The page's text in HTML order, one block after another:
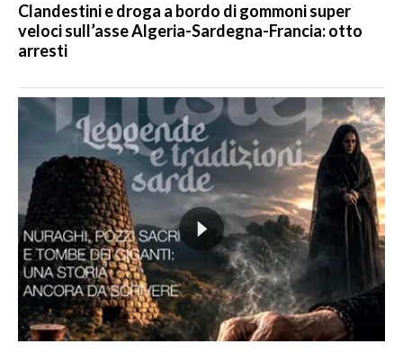
Clandestini e droga a bordo di gommoni super
veloci sull’asse Algeria-Sardegna-Francia: otto
arresti